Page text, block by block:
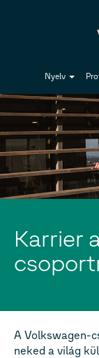
Nyelv
Karrier
A Volkswagen-
neked a világ